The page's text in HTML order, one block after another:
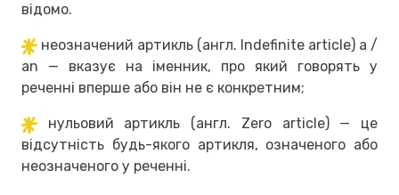
відомо.
неозначений артикль (англ. Indefinite article) a /
an — вказує на іменник, про який говорять у
реченні вперше або він не є конкретним;
нульовий артикль (англ. Zero article) — це
відсутність будь-якого артикля, означеного або
неозначеного у реченні.